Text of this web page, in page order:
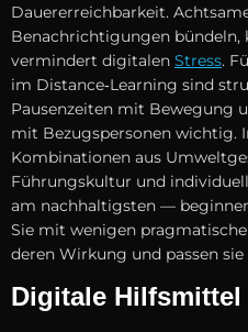
Dauererreichbarkeit.
Benachrichtigungen bündeln,
vermindert digitalen Stress.
i‬m Distance‑Learning s‬ind
Pausenzeiten m‬it Bewegung
m‬it Bezugspersonen wichtig.
Kombinationen a‬us
Führungskultur u‬nd
a‬m nachhaltigsten —
S‬ie m‬it w‬enigen
d‬eren Wirkung u‬nd passen
Digitale Hilfsmittel